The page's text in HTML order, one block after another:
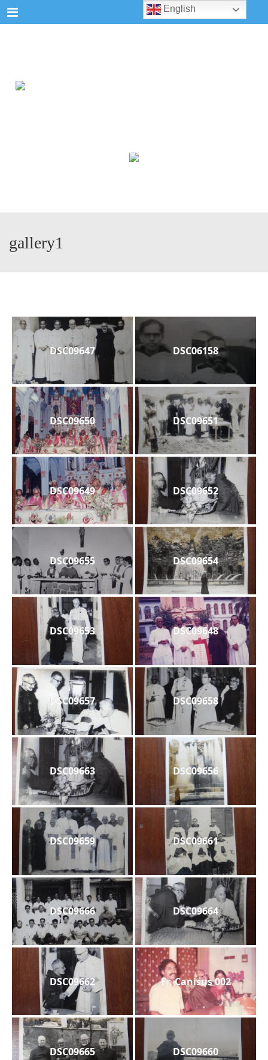
Menu
gallery1
DSC09647 DSC06158
DSC09650 DSC09651
DSC09649 DSC09652
DSC09655 DSC09654
DSC09653 DSC09648
DSC09657 DSC09658
DSC09663 DSC09656
DSC09659 DSC09661
DSC09666 DSC09664
DSC09662 Fr. Canisus 002
DSC09665 DSC09660
English